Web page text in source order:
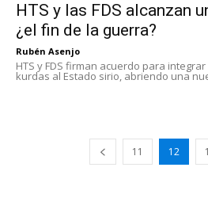
HTS y las FDS alcanzan
¿el fin de la guerra?
Rubén Asenjo
HTS y FDS firman acuerdo para
kurdas al Estado sirio, abriendo una
11 12